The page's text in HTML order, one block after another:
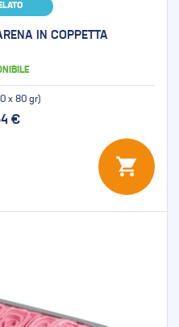
IN COPPETTA
x 80 gr)
€